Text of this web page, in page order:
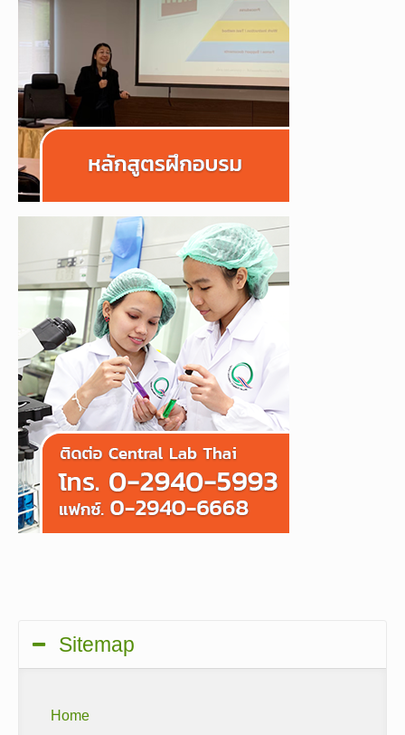
Sitemap
Home